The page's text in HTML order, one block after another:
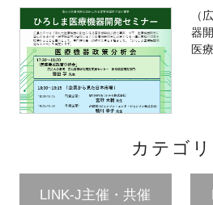
（
器
医
カテゴリ
LINK-J主催・共催